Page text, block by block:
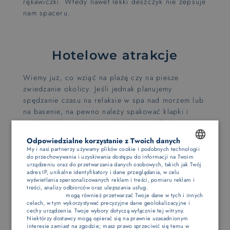
nam spaceru.
Hotelowe atrakcje
Wiemy już, co wziąć na plażę czy na piesze
zwiedzanie okolicy. Jeśli jednak planujemy
spędzanie czasu na relaksie w spa nad morzem lub
na basenie, na pewno należy spakować klapki i
strój kąpielowy. Można również pomyśleć o
własnym szlafroku i dodatkowym ręczniku, chociaż
większość hoteli i obiektów wypoczynkowych je
zapewnia. Dodatkowo warto sprawdzić plan
atrakcji, które odbywają się na miejscu w czasie
naszego przyjazdu. Mogą to być zajęcia sportowe
dla dorosłych, nauka tańca, dyskoteka. Wtedy
przydadzą się dostosowane do okazji ubrania np.
strój do ćwiczeń, czy bardziej elegancka sukienka i
koszula.Co spakować nad morze jesienią,
POLISH
ENGLISH
GERMAN
CZECH
Odpowiedzialne korzystanie z Twoich danych
My i nasi partnerzy używamy plików cookie i podobnych technologii
do przechowywania i uzyskiwania dostępu do informacji na Twoim
urządzeniu oraz do przetwarzania danych osobowych, takich jak Twój
adres IP, unikalne identyfikatory i dane przeglądania, w celu
wyświetlania spersonalizowanych reklam i treści, pomiaru reklam i
treści, analizy odbiorców oraz ulepszania usług.
mogą również przetwarzać Twoje dane w tych i innych
celach, w tym wykorzystywać precyzyjne dane geolokalizacyjne i
cechy urządzenia. Twoje wybory dotyczą wyłącznie tej witryny.
Niektórzy dostawcy mogą opierać się na prawnie uzasadnionym
interesie zamiast na zgodzie; masz prawo sprzeciwić się temu w